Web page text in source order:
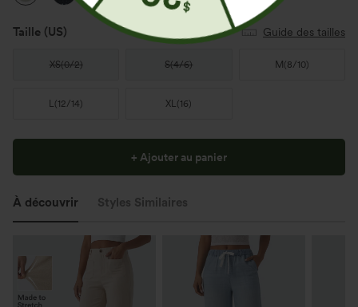
Taille (US) Guide des tailles
XS(0/2) S(4/6) M (8/10)
L(12/14) XL(16)
+ Ajouter au panier
À découvrir Styles Similaires